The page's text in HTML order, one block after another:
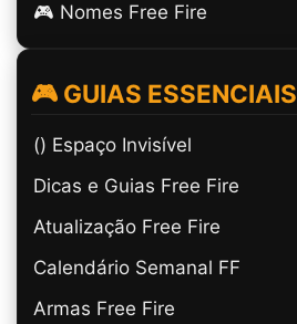
🎮 Nomes Free Fire
🎮 GUIAS ESSENCIAIS
(ㅤ) Espaço Invisível
Dicas e Guias Free Fire
Atualização Free Fire
Calendário Semanal FF
Armas Free Fire